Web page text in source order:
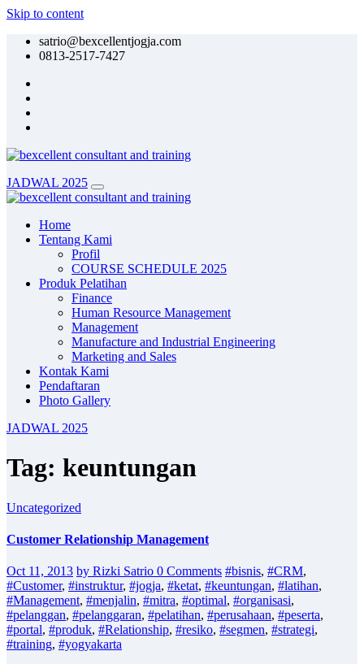
Skip to content
satrio@bexcellentjogja.com
0813-2517-7427
JADWAL 2025
Home
Tentang Kami
Profil
COURSE SCHEDULE 2025
Produk Pelatihan
Finance
Human Resource Management
Management
Manufacture and Industrial Engineering
Marketing and Sales
Kontak Kami
Pendaftaran
Photo Gallery
JADWAL 2025
Tag: keuntungan
Uncategorized
Customer Relationship Management
Oct 11, 2013 by Rizki Satrio 0 Comments #bisnis, #CRM,
#Customer, #instruktur, #jogja, #ketat, #keuntungan, #latihan,
#Management, #menjalin, #mitra, #optimal, #organisasi,
#pelanggan, #pelanggaran, #pelatihan, #perusahaan, #peserta,
#portal, #produk, #Relationship, #resiko, #segmen, #strategi,
#training, #yogyakarta